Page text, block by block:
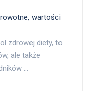
wartości
zdrowej diety, to
ale także
…